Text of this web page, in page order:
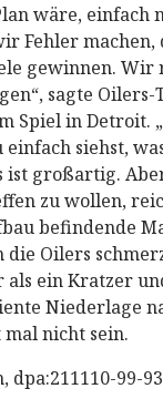
wäre, einfach
Fehler
gewinnen. Wir
sagte Oilers-
Spiel in Detroit.
einfach siehst,
ist großartig.
zu wollen,
befindende
die Oilers
ein Kratzer
Niederlage
nicht sein.
dpa:211110-99-